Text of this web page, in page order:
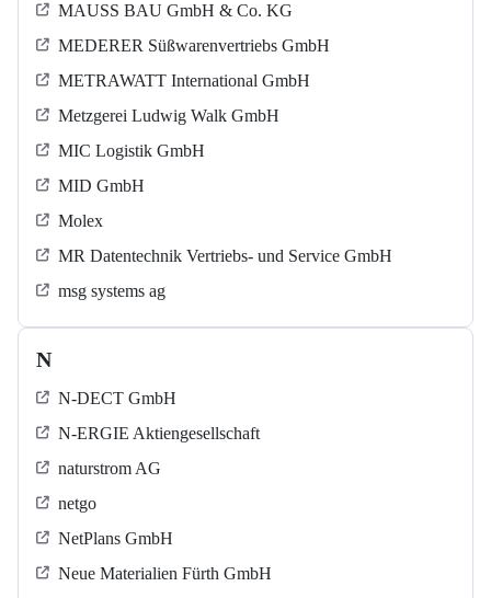
MAUSS BAU GmbH & Co. KG
MEDERER Süßwarenvertriebs GmbH
METRAWATT International GmbH
Metzgerei Ludwig Walk GmbH
MIC Logistik GmbH
MID GmbH
Molex
MR Datentechnik Vertriebs- und Service GmbH
msg systems ag
N
N-DECT GmbH
N-ERGIE Aktiengesellschaft
naturstrom AG
netgo
NetPlans GmbH
Neue Materialien Fürth GmbH